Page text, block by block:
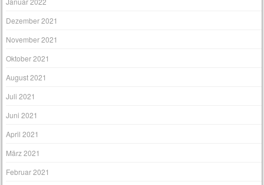
Dezember 2021
November 2021
Oktober 2021
August 2021
Juli 2021
Juni 2021
April 2021
März 2021
Februar 2021